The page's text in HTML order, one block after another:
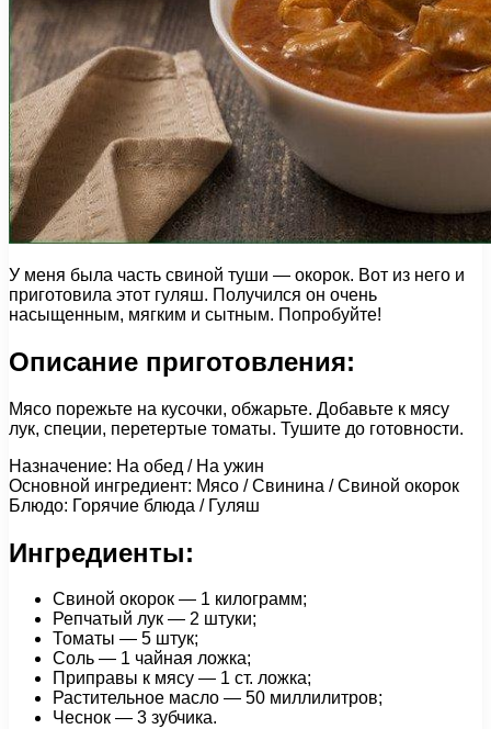
У меня была часть свиной туши — окорок. Вот из него и
приготовила этот гуляш. Получился он очень
насыщенным, мягким и сытным. Попробуйте!
Описание приготовления:
Мясо порежьте на кусочки, обжарьте. Добавьте к мясу
лук, специи, перетертые томаты. Тушите до готовности.
Назначение: На обед / На ужин
Основной ингредиент: Мясо / Свинина / Свиной окорок
Блюдо: Горячие блюда / Гуляш
Ингредиенты:
Свиной окорок — 1 килограмм;
Репчатый лук — 2 штуки;
Томаты — 5 штук;
Соль — 1 чайная ложка;
Приправы к мясу — 1 ст. ложка;
Растительное масло — 50 миллилитров;
Чеснок — 3 зубчика.